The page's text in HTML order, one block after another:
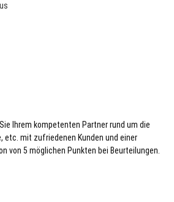
Ihrem kompetenten Partner rund um die
etc. mit zufriedenen Kunden und einer
von 5 möglichen Punkten bei Beurteilungen.